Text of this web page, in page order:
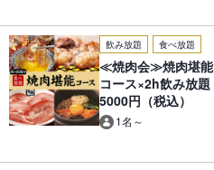
飲み放題 食べ放題
≪焼肉会≫焼肉堪能
コース×2h飲み放題
5000円（税込）
1名～